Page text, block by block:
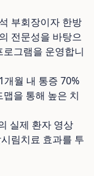
부회장이자 한방
전문성을 바탕으
그램을 운영합니
월 내 통증 70%
을 통해 높은 치
실제 환자 영상
림치료 효과를 투